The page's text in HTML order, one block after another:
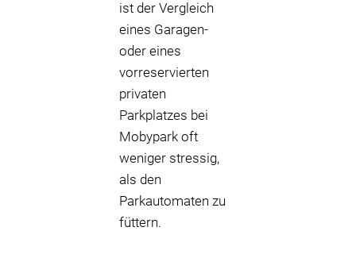
ist der Vergleich
eines Garagen-
oder eines
vorreservierten
privaten
Parkplatzes bei
Mobypark oft
weniger stressig,
als den
Parkautomaten zu
füttern.